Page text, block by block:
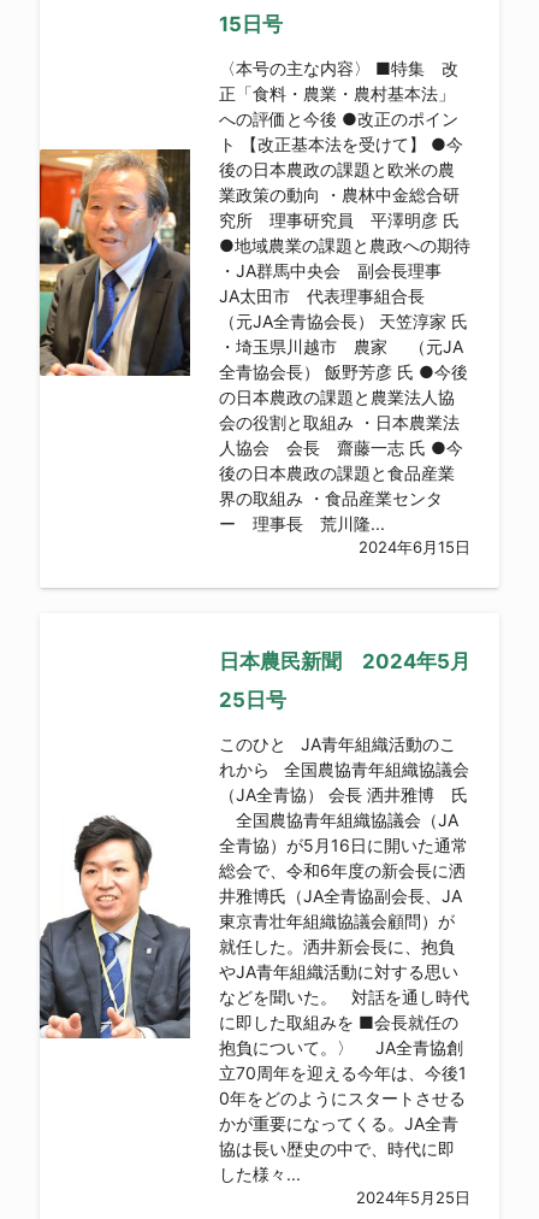
15日号
〈本号の主な内容〉 ■特集 改
正「食料・農業・農村基本法」
への評価と今後 ●改正のポイン
ト 【改正基本法を受けて】 ●今
後の日本農政の課題と欧米の農
業政策の動向 ・農林中金総合研
究所 理事研究員 平澤明彦 氏
●地域農業の課題と農政への期待
・JA群馬中央会 副会長理事
JA太田市 代表理事組合長
（元JA全青協会長） 天笠淳家 氏
・埼玉県川越市 農家 （元JA
全青協会長） 飯野芳彦 氏 ●今後
の日本農政の課題と農業法人協
会の役割と取組み ・日本農業法
人協会 会長 齋藤一志 氏 ●今
後の日本農政の課題と食品産業
界の取組み ・食品産業センタ
ー 理事長 荒川隆...
2024年6月15日
日本農民新聞 2024年5月
25日号
このひと JA青年組織活動のこ
れから 全国農協青年組織協議会
（JA全青協） 会長 洒井雅博 氏
全国農協青年組織協議会（JA
全青協）が5月16日に開いた通常
総会で、令和6年度の新会長に洒
井雅博氏（JA全青協副会長、JA
東京青壮年組織協議会顧問）が
就任した。洒井新会長に、抱負
やJA青年組織活動に対する思い
などを聞いた。 対話を通し時代
に即した取組みを ■会長就任の
抱負について。〉 JA全青協創
立70周年を迎える今年は、今後1
0年をどのようにスタートさせる
かが重要になってくる。JA全青
協は長い歴史の中で、時代に即
した様々...
2024年5月25日